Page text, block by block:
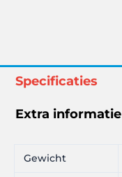
Specificaties
Extra informatie
Gewicht